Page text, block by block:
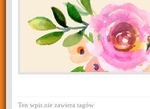
Ten wpis nie zawiera tagów